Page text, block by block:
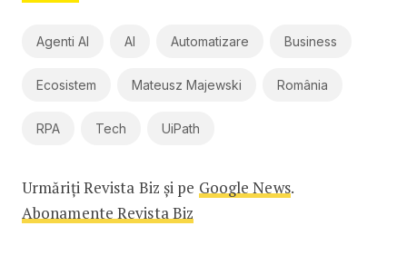
Agenti AI AI Automatizare Business
Ecosistem Mateusz Majewski România
RPA Tech UiPath
Urmăriți Revista Biz și pe Google News.
Abonamente Revista Biz